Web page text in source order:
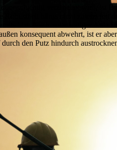
konsequent abwehrt, ist er
den Putz hindurch